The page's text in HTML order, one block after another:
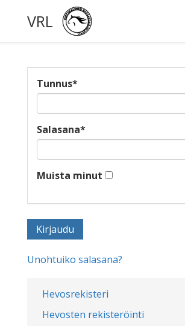
VRL
Hevosrekisteri
Hevosten rekisteröinti
Tunnus*
Salasana*
Muista minut
Unohtuiko salasana?